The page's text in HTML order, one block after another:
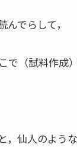
でらして，
で（試料作成
仙人のよう